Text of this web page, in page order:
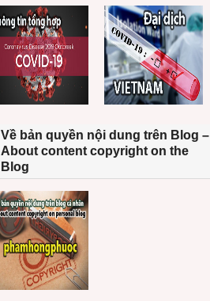
Về bản quyền nội dung trên Blog –
About content copyright on the
Blog